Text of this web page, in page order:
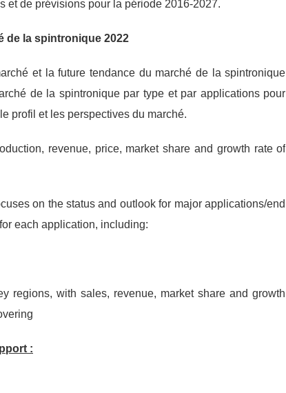
et de prévisions pour la période 2016-2027.
de la spintronique 2022
et la future tendance du marché de la spintronique
de la spintronique par type et par applications pour
profil et les perspectives du marché.
revenue, price, market share and growth rate of
on the status and outlook for major applications/end
each application, including:
regions, with sales, revenue, market share and growth
: